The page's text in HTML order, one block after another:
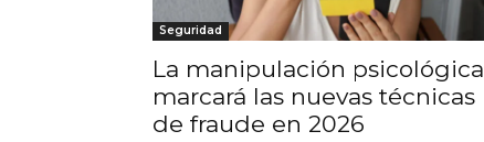
Seguridad
La manipulación psicológica
marcará las nuevas técnicas
de fraude en 2026